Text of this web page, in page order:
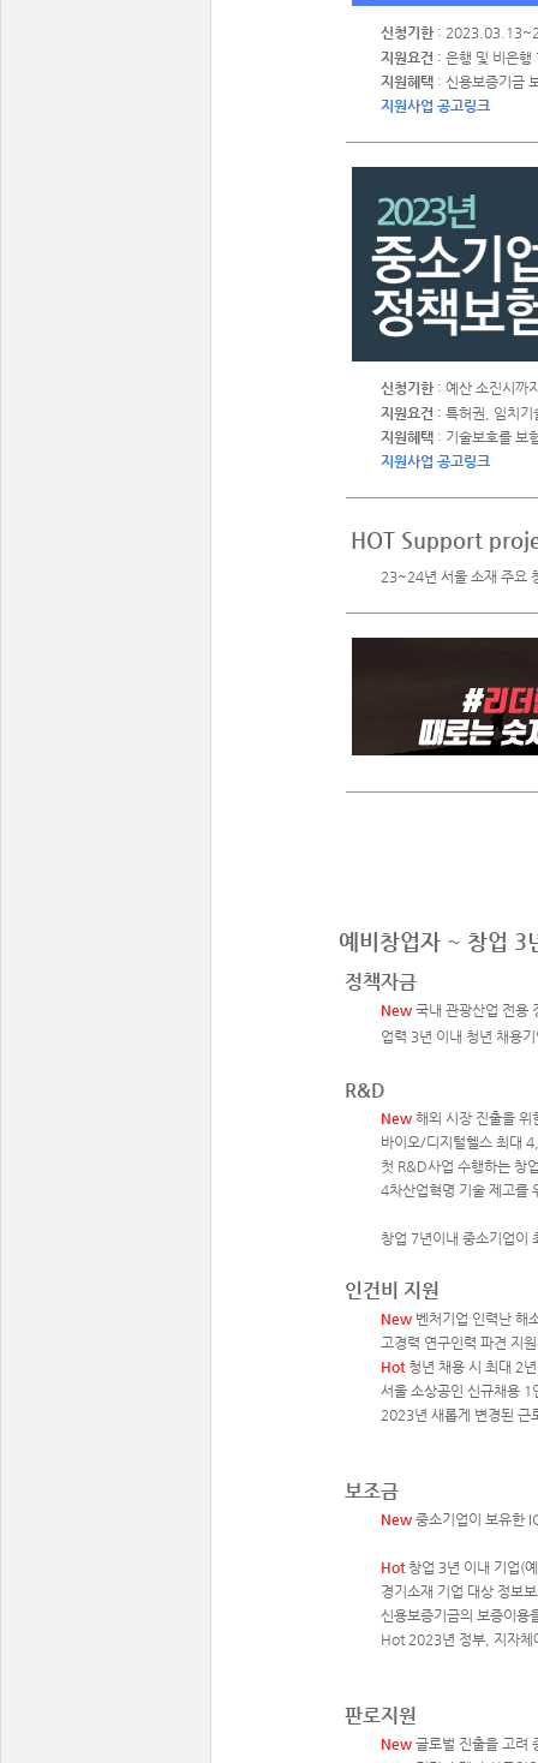
신청기한 :
지원요건 : 은행 및 비은
지원혜택 : 신용보증기금
지원사업 공고링크
신청기한 : 예산 소진시까
지원요건 : 특허권, 임치기
지원혜택 : 기술보호를 보
지원사업 공고링크
HOT Support
23~24년 서울 소재 주요
예비창업자 ~ 창업 3
정책자금
New 국내 관광산업 전용
업력 3년 이내 청년 채용
R&D
New해외 시장 진출을
바이오/디지털헬스 최대
첫 R&D사업 수행하는 창
4차산업혁명 기술 제고를
창업 7년이내 중소기업이
인건비 지원
New 벤처기업 인력난 해
고경력 연구인력 파견 지
Hot 청년 채용 시 최대 2
서울 소상공인 신규채용
2023년 새롭게 변경된
보조금
New 중소기업이 보유한
Hot 창업 3년 이내 기업(
경기소재 기업 대상 정보
신용보증기금의 보증이
Hot 2023년 정부, 지자체
판로지원
New글로벌 진출을 고려